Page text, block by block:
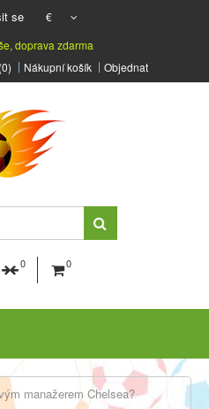
se
€
doprava zdarma
Nákupní košík Objednat
0 0
manažerem Chelsea?